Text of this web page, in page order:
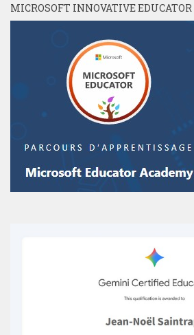
MICROSOFT INNOVATIVE EDUCATOR